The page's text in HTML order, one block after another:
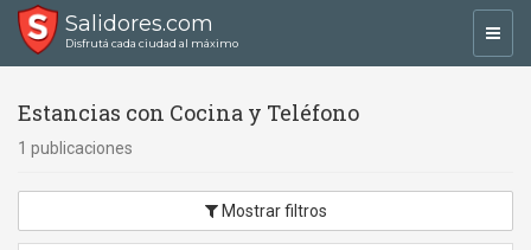
Salidores.com
Disfrutá cada ciudad al máximo
Estancias con Cocina y Teléfono
1 publicaciones
Mostrar filtros